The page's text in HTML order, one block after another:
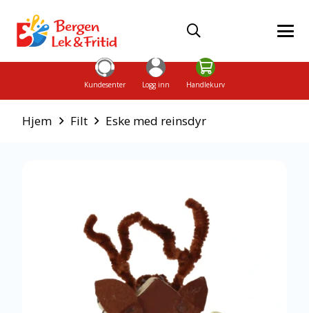
Kundesenter Logg inn Handlekurv
Hjem Filt Eske med reinsdyr